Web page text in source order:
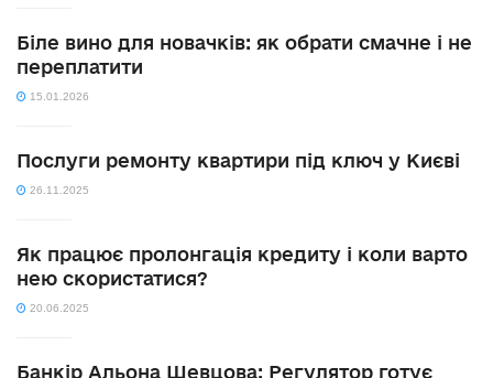
Біле вино для новачків: як обрати смачне і не
переплатити
15.01.2026
Послуги ремонту квартири під ключ у Києві
26.11.2025
Як працює пролонгація кредиту і коли варто
нею скористатися?
20.06.2025
Банкір Альона Шевцова: Регулятор готує